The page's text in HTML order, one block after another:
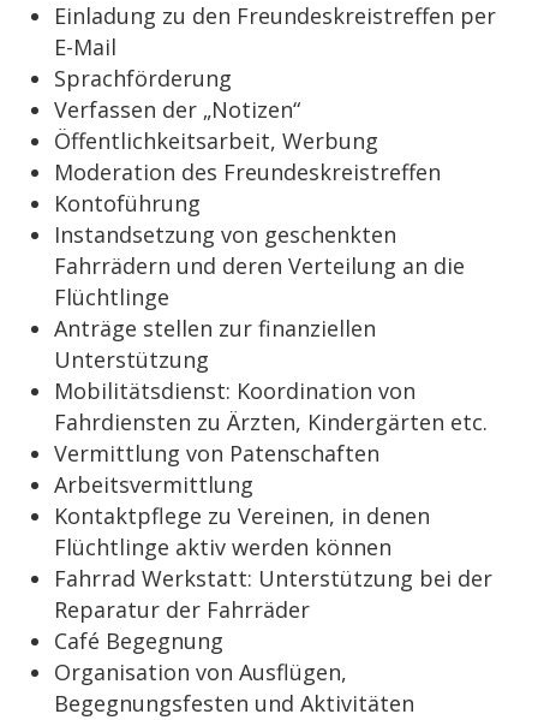
Einladung zu den Freundeskreistreffen per
E-Mail
Sprachförderung
Verfassen der „Notizen“
Öffentlichkeitsarbeit, Werbung
Moderation des Freundeskreistreffen
Kontoführung
Instandsetzung von geschenkten
Fahrrädern und deren Verteilung an die
Flüchtlinge
Anträge stellen zur finanziellen
Unterstützung
Mobilitätsdienst: Koordination von
Fahrdiensten zu Ärzten, Kindergärten etc.
Vermittlung von Patenschaften
Arbeitsvermittlung
Kontaktpflege zu Vereinen, in denen
Flüchtlinge aktiv werden können
Fahrrad Werkstatt: Unterstützung bei der
Reparatur der Fahrräder
Café Begegnung
Organisation von Ausflügen,
Begegnungsfesten und Aktivitäten